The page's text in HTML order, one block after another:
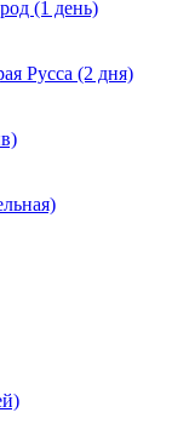
(1 день)
Русса (2 дня)